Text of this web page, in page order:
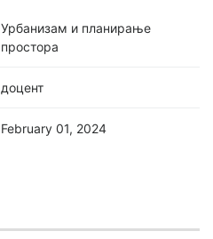
Урбанизам и планирање
простора
доцент
February 01, 2024